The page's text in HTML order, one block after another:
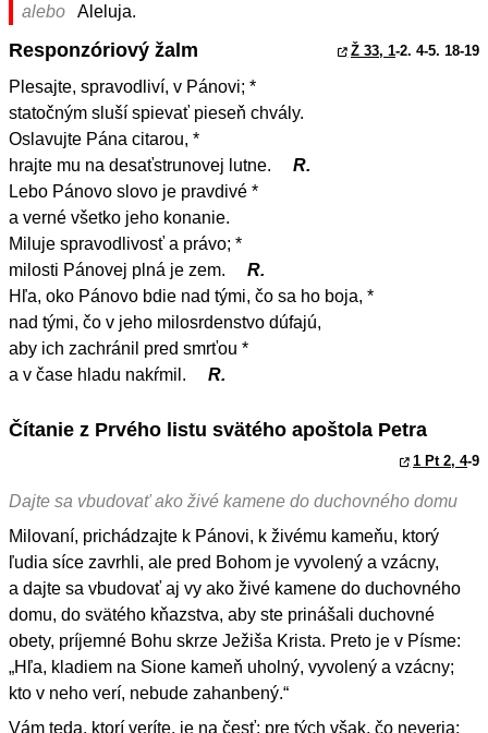
alebo
Aleluja.
Responzóriový žalm Ž 33, 1-2. 4-5. 18-19
Plesajte, spravodliví, v Pánovi; *
statočným sluší spievať pieseň chvály.
Oslavujte Pána citarou, *
hrajte mu na desaťstrunovej lutne.
R.
Lebo Pánovo slovo je pravdivé *
a verné všetko jeho konanie.
Miluje spravodlivosť a právo; *
milosti Pánovej plná je zem.
R.
Hľa, oko Pánovo bdie nad tými, čo sa ho boja, *
nad tými, čo v jeho milosrdenstvo dúfajú,
aby ich zachránil pred smrťou *
a v čase hladu nakŕmil.
R.
Čítanie z Prvého listu svätého apoštola Petra
1 Pt 2, 4-9
Dajte sa vbudovať ako živé kamene do duchovného domu
Milovaní, prichádzajte k Pánovi, k živému kameňu, ktorý
ľudia síce zavrhli, ale pred Bohom je vyvolený a vzácny,
a dajte sa vbudovať aj vy ako živé kamene do duchovného
domu, do svätého kňazstva, aby ste prinášali duchovné
obety, príjemné Bohu skrze Ježiša Krista. Preto je v Písme:
„Hľa, kladiem na Sione kameň uholný, vyvolený a vzácny;
kto v neho verí, nebude zahanbený.“
Vám teda, ktorí veríte, je na česť; pre tých však, čo neveria: